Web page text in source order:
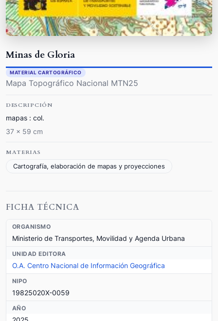
Minas de Gloria
MATERIAL CARTOGRÁFICO
Mapa Topográfico Nacional MTN25
DESCRIPCIÓN
mapas : col.
37 x 59 cm
MATERIAS
Cartografía, elaboración de mapas y proyecciones
FICHA TÉCNICA
ORGANISMO
Ministerio de Transportes, Movilidad y Agenda Urbana
UNIDAD EDITORA
O.A. Centro Nacional de Información Geográfica
NIPO
19825020X-0059
AÑO